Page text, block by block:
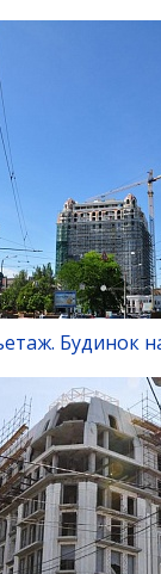
Будинок